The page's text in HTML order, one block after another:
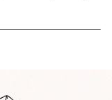
році,